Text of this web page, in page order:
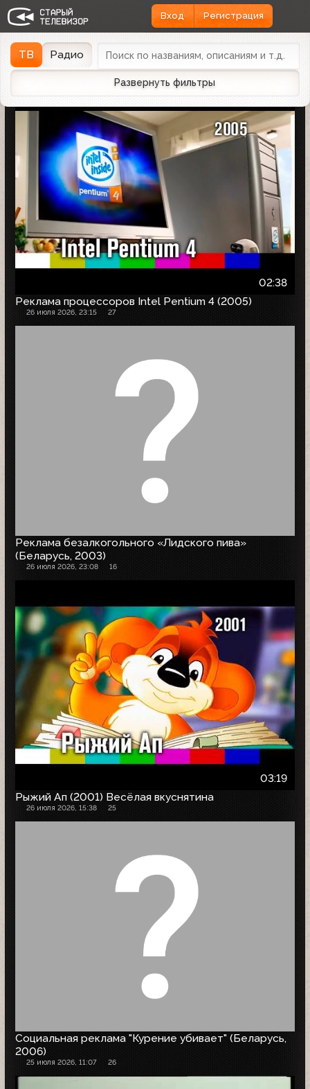
Вход Регистрация
ТВ Радио
Развернуть фильтры
Найдено 1166 записей Дата эфираДата заливки
02:38
Реклама процессоров Intel Pentium 4 (2005)
26 июля 2026, 23:15 27
Реклама безалкогольного «Лидского пива»
(Беларусь, 2003)
26 июля 2026, 23:08 16
03:19
Рыжий Ап (2001) Весёлая вкуснятина
26 июля 2026, 15:38 25
Социальная реклама "Курение убивает" (Беларусь,
2006)
25 июля 2026, 11:07 26